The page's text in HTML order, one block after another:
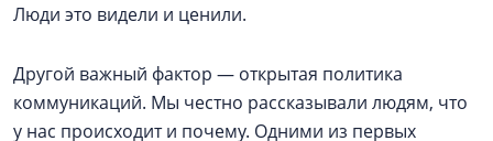
Люди это видели и ценили.
Другой важный фактор — открытая политика
коммуникаций. Мы честно рассказывали людям, что
у нас происходит и почему. Одними из первых